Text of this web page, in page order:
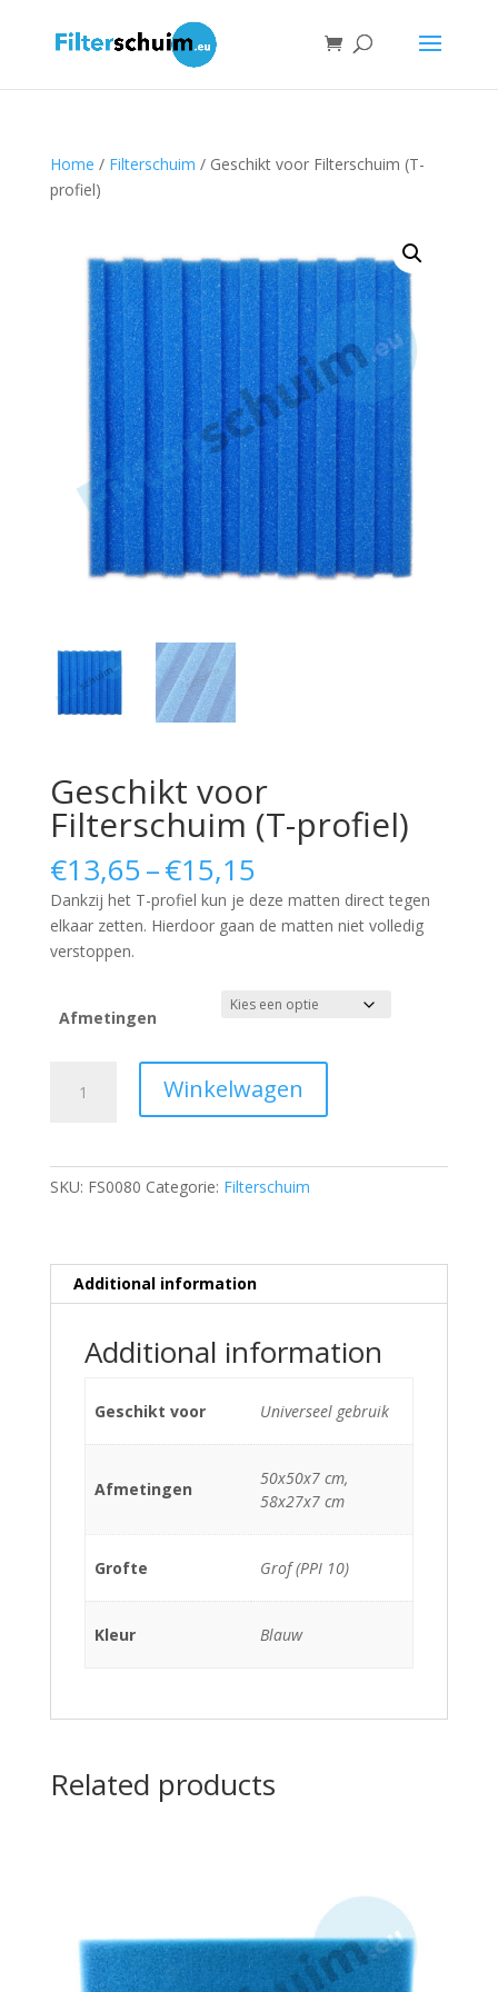
Home / Filterschuim / Geschikt voor Filterschuim (T-
profiel)
Geschikt voor
Filterschuim (T-profiel)
€13,65–€15,15Price
range:
€13,65
through
Dankzij het T-profiel kun je deze matten direct tegen
elkaar zetten. Hierdoor gaan de matten niet volledig
verstoppen.
Afmetingen
Winkelwagen
SKU: FS0080 Categorie: Filterschuim
Additional information
Additional information
Geschikt voor Universeel gebruik
Afmetingen
50x50x7 cm,
58x27x7 cm
Grofte Grof (PPI 10)
Kleur Blauw
Related products